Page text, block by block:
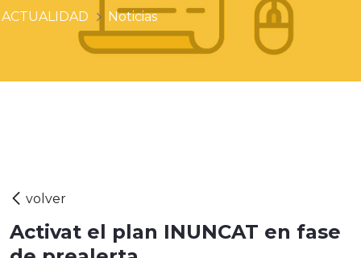
ACTUALIDAD Noticias
Activat el plan INUNCAT en fase